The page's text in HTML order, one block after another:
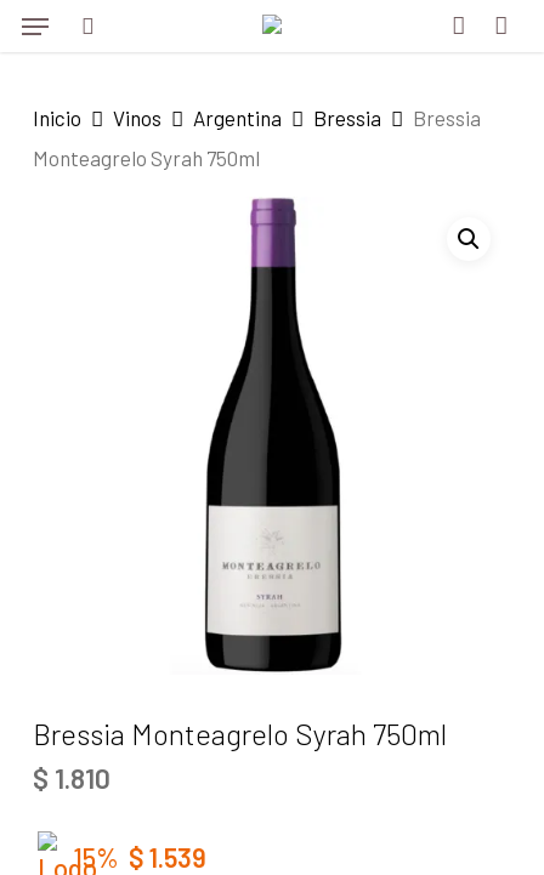
Skip
content
Menu
Inicio Vinos Argentina Bressia
Bressia
Monteagrelo Syrah 750ml
Bressia Monteagrelo Syrah 750ml
$ 1.810
15% $1.539